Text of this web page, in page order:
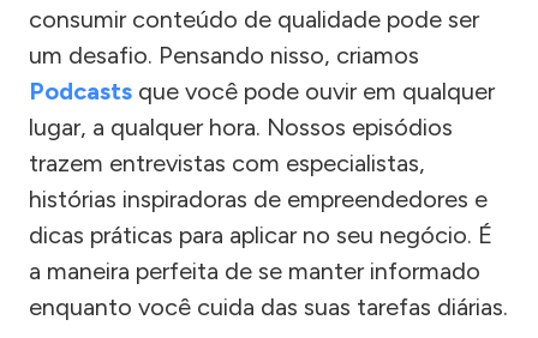
consumir conteúdo de qualidade pode ser
um desafio. Pensando nisso, criamos
Podcasts que você pode ouvir em qualquer
lugar, a qualquer hora. Nossos episódios
trazem entrevistas com especialistas,
histórias inspiradoras de empreendedores e
dicas práticas para aplicar no seu negócio. É
a maneira perfeita de se manter informado
enquanto você cuida das suas tarefas diárias.